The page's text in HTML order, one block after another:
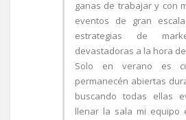
ganas de trabajar y con
eventos de gran
estrategias de
devastadoras a la hora
Solo en verano es
permanecén abiertas
buscando todas ellas
llenar la sala mi equipo